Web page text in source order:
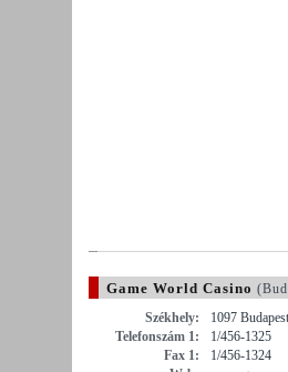
Game World Casino
Székhely:
1097
Telefonszám 1:
1/456-1325
Fax 1:
1/456-1324